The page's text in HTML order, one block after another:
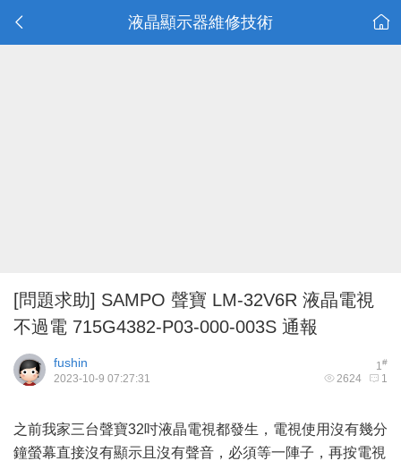
液晶顯示器維修技術
[問題求助] SAMPO 聲寶 LM-32V6R 液晶電視
不過電 715G4382-P03-000-003S 通報
1#
fushin
2624 1
2023-10-9 07:27:31
之前我家三台聲寶32吋液晶電視都發生，電視使用沒有幾分
鐘螢幕直接沒有顯示且沒有聲音，必須等一陣子，再按電視